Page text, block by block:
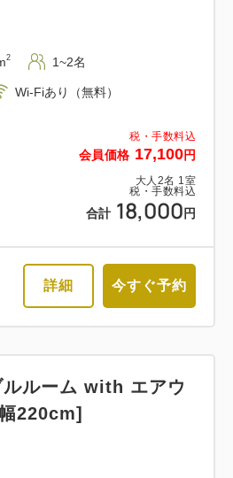
税・手数料込
会員価格 17,100円
大人 2名 1 室
税・手数料込
合計 18,000 円
2 1~2名
Wi-Fiあり（無料）
詳細 今すぐ予約
ルーム with エアウ
220cm]